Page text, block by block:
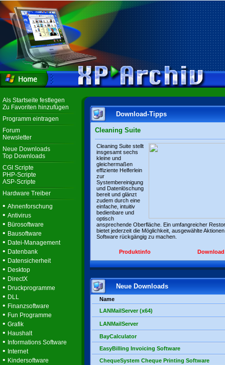
Als Startseite festlegen
Zu Favoriten hinzufügen
Programm eintragen
Forum
Newsletter
Neue Downloads
Top Downloads
CGI Scripte
PHP-Scripte
ASP-Scripte
Hardware Treiber
• Ahnenforschung
• Antivirus
• Bürosoftware
• Bausoftware
• Datei-Management
• Datenbank
• Datensicherheit
• Desktop
• DirectX
• Druckprogramme
• DLL
• Finanzsoftware
• Fun Programme
• Grafik
• Haushalt
• Informations Software
• Internet
• Kindersoftware
Download-Tipps
Cleaning Suite
Cleaning Suite stellt
insgesamt sechs
kleine und
gleichermaßen
effiziente Helferlein
zur
Systembereinigung
und Datenlöschung
bereit und glänzt
zudem durch eine
einfache, intuitiv
bedienbare und
optisch
ansprechende Oberfläche. Ein umfangreicher
bietet jederzeit die Möglichkeit, ausgewählte
Software rückgängig zu machen.
Produktinfo Download
Neue Downloads
Name
LANMailServer (x64)
LANMailServer
BayCalculator
EasyBilling Invoicing Software
ChequeSystem Cheque Printing Software